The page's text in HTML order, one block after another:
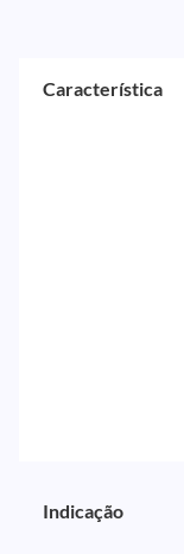
Característica
Indicação